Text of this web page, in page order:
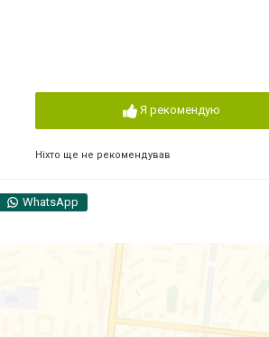
Я рекомендую
Ніхто ще не рекомендував
WhatsApp